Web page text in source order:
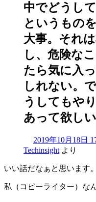
中でどうし
というもの
大事。それ
し、危険な
たら気に入
しれない。
うしてもや
あって欲しい
2019年10月18日
Techinsight より
いい話だなぁと思います。
私（コピーライター）な